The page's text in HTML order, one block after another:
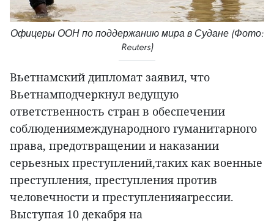
Офицеры ООН по поддержанию мира в Судане (Фото:
Reuters)
Вьетнамский дипломат заявил, что
Вьетнамподчеркнул ведущую
ответственность стран в обеспечении
соблюдениямеждународного гуманитарного
права, предотвращении и наказании
серьезных преступлений,таких как военные
преступления, преступления против
человечности и преступленияагрессии.
Выступая 10 декабря на